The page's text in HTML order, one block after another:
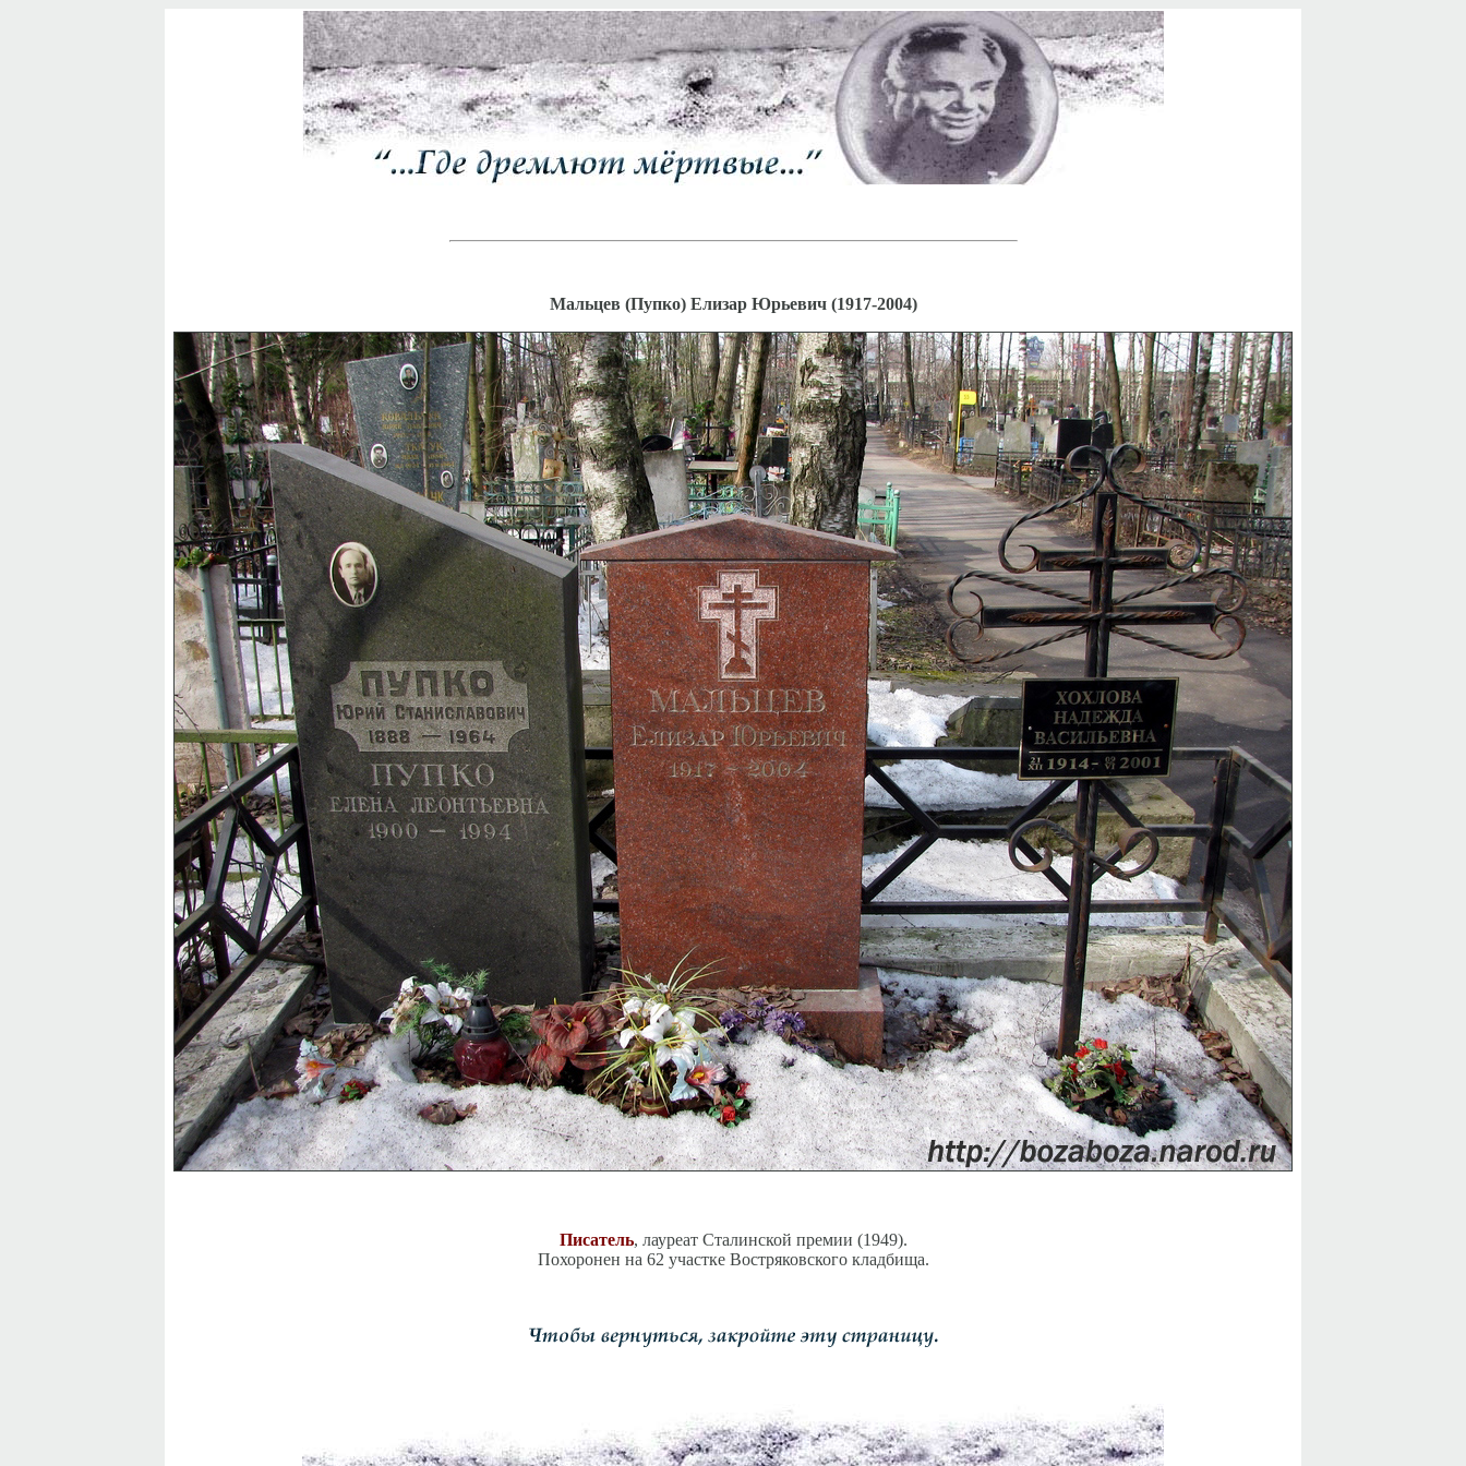
Мальцев (Пупко) Елизар Юрьевич (1917-2004)
Писатель, лауреат Сталинской премии (1949).
Похоронен на 62 участке Востряковского кладбища.